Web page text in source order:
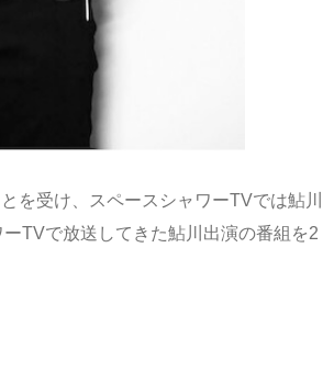
を受け、スペースシャワーTVでは鮎川
TVで放送してきた鮎川出演の番組を2